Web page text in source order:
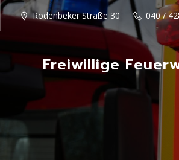
Rodenbeker Straße 30 040 /
Freiwillige